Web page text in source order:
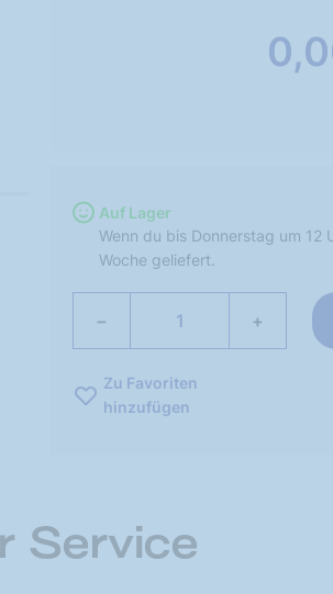
Auf Lager
Wenn du bis Donnerstag um 12
Woche geliefert.
− +
Zu Favoriten
hinzufügen
Service